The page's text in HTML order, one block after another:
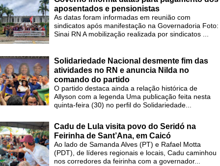
aposentados e pensionistas
As datas foram informadas em reunião com
sindicatos após manifestação na Governadoria Foto:
Sinai RN A mobilização realizada por sindicatos ...
Solidariedade Nacional desmente fim das
atividades no RN e anuncia Nilda no
comando do partido
O partido destaca ainda a relação histórica de
Allyson com a legenda Uma publicação feita nesta
quinta-feira (30) no perfil do Solidariedade...
Cadu de Lula visita povo do Seridó na
Feirinha de Sant’Ana, em Caicó
Ao lado de Samanda Alves (PT) e Rafael Motta
(PDT), de líderes regionais e locais, Cadu caminhou
nos corredores da feirinha com a governador...